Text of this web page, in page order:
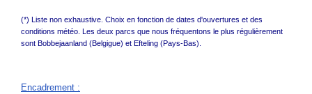
(*) Liste non exhaustive. Choix en fonction de dates d'ouvertures et des
conditions météo. Les deux parcs que nous fréquentons le plus régulièrement
sont Bobbejaanland (Belgigue) et Efteling (Pays-Bas).
Encadrement :